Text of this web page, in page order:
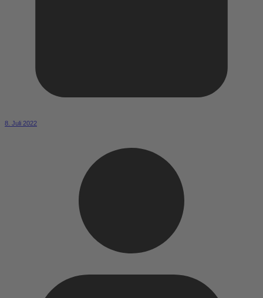
8. Juli 2022